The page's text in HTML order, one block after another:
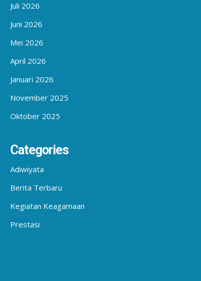
Juli 2026
Juni 2026
Mei 2026
April 2026
Januari 2026
November 2025
Oktober 2025
Categories
Adiwiyata
Berita Terbaru
Kegiatan Keagamaan
Prestasi